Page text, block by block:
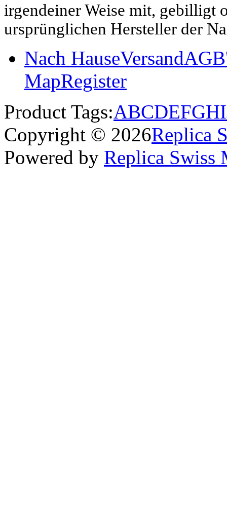
irgendeiner Weise mit, gebilligt
ursprünglichen Hersteller der
Nach HauseVersand
MapRegister
Product Tags:ABCDEFGHI
Copyright © 2026Replica
Powered by Replica Swiss